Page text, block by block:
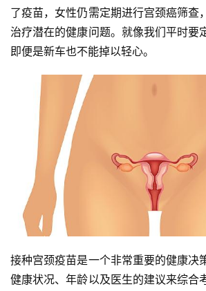
了疫苗，女性仍需定期进行宫颈癌筛查
治疗潜在的健康问题。就像我们平时要
即便是新车也不能掉以轻心。
接种宫颈疫苗是一个非常重要的健康决
健康状况、年龄以及医生的建议来综合